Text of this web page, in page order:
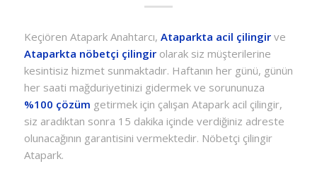
Keçiören Atapark Anahtarcı, Ataparkta acil çilingirve
Ataparkta nöbetçi çilingirolarak siz müşterilerine
kesintisiz hizmet sunmaktadır. Haftanın her günü, günün
her saati mağduriyetinizi gidermek ve sorununuza
%100 çözüm getirmek için çalışan Atapark acil çilingir,
siz aradıktan sonra 15 dakika içinde verdiğiniz adreste
olunacağının garantisini vermektedir. Nöbetçi çilingir
Atapark.